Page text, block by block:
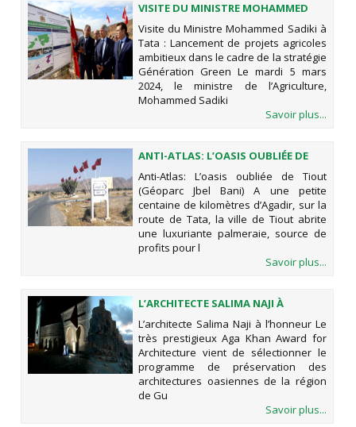
VISITE DU MINISTRE MOHAMMED
SADIKI À TATA : LANCEMENT DE
PROJETS AGRICOLES AMBITIEUX
DANS LE CADRE DE LA STRATÉGIE
GÉNÉRATION GREEN
Visite du Ministre Mohammed Sadiki à
Tata : Lancement de projets agricoles
ambitieux dans le cadre de la stratégie
Génération Green Le mardi 5 mars
2024, le ministre de l’Agriculture,
Mohammed Sadiki
Savoir plus...
ANTI-ATLAS: L’OASIS OUBLIÉE DE
TIOUT (GÉOPARC JBEL BANI)
Anti-Atlas: L’oasis oubliée de Tiout
(Géoparc Jbel Bani) A une petite
centaine de kilomètres d’Agadir, sur la
route de Tata, la ville de Tiout abrite
une luxuriante palmeraie, source de
profits pour l
Savoir plus...
L’ARCHITECTE SALIMA NAJI À
L’HONNEUR
L’architecte Salima Naji à l’honneur Le
très prestigieux Aga Khan Award for
Architecture vient de sélectionner le
programme de préservation des
architectures oasiennes de la région
de Gu
Savoir plus...